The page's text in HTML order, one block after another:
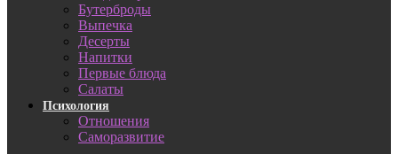
Бутерброды
Выпечка
Десерты
Напитки
Первые блюда
Салаты
Психология
Отношения
Саморазвитие